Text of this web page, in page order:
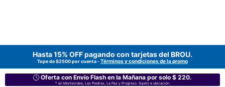
Hasta 15% OFF pagando con tarjetas del BROU.
Tope de $2500 por cuenta -Términos y condiciones de la promo
Oferta con Envío Flash en la Mañana por solo $ 220.
* en Montevideo, Las Piedras, La Paz y Progreso. Sujeto a ubicación.